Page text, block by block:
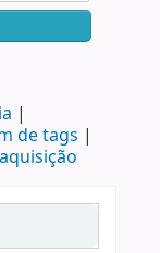
de tags